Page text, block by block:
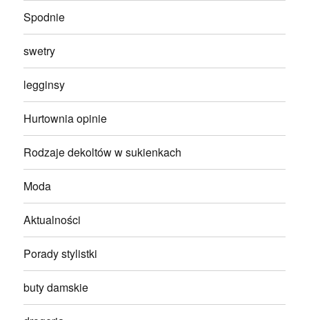
Spodnie
swetry
legginsy
Hurtownia opinie
Rodzaje dekoltów w sukienkach
Moda
Aktualności
Porady stylistki
buty damskie